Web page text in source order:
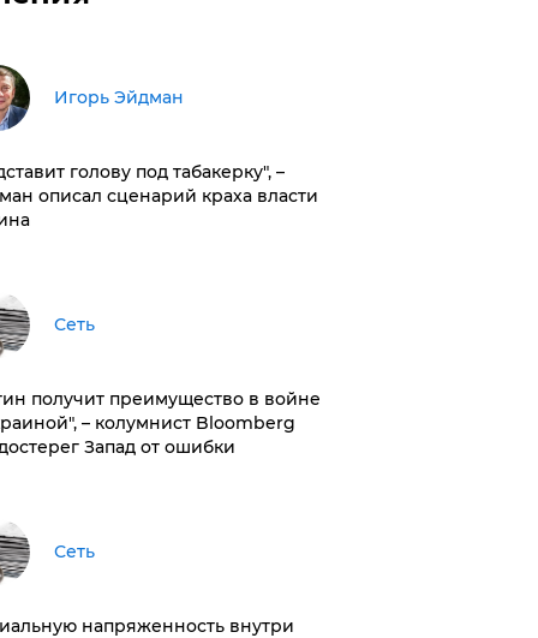
Игорь Эйдман
голову под табакерку", –
описал сценарий краха власти
Сеть
получит преимущество в войне
– колумнист Bloomberg
Запад от ошибки
Сеть
напряженность внутри